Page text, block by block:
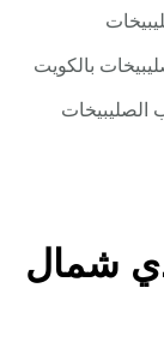
شمال